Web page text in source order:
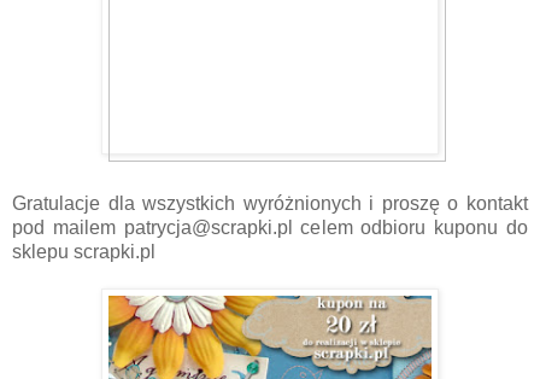
Gratulacje dla wszystkich wyróżnionych i proszę o kontakt
pod mailem patrycja@scrapki.pl celem odbioru kuponu do
sklepu scrapki.pl